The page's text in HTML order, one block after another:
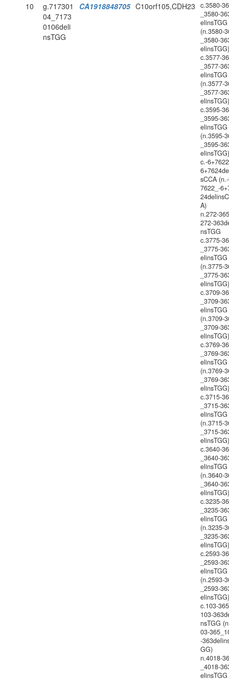
10
g.717301
04_7173
0106deli
nsTGG
CA1918848705 C10orf105,CDH23
c.3580-
_3580-
elinsTGG
(n.3580-
_3580-
elinsTGG)
c.3577-
_3577-
elinsTGG
(n.3577-
_3577-
elinsTGG)
c.3595-
_3595-
elinsTGG
(n.3595-
_3595-
elinsTGG)
c.-
sCCA
7622_-
A)
n.272-
272-
nsTGG
c.3775-
_3775-
elinsTGG
(n.3775-
_3775-
elinsTGG)
c.3709-
_3709-
elinsTGG
(n.3709-
_3709-
elinsTGG)
c.3769-
_3769-
elinsTGG
(n.3769-
_3769-
elinsTGG)
c.3715-
_3715-
elinsTGG
(n.3715-
_3715-
elinsTGG)
c.3640-
_3640-
elinsTGG
(n.3640-
_3640-
elinsTGG)
c.3235-
_3235-
elinsTGG
(n.3235-
_3235-
elinsTGG)
c.2593-
_2593-
elinsTGG
(n.2593-
_2593-
elinsTGG)
c.103-
103-
nsTGG
03-
-
GG)
n.4018-
_4018-
elinsTGG